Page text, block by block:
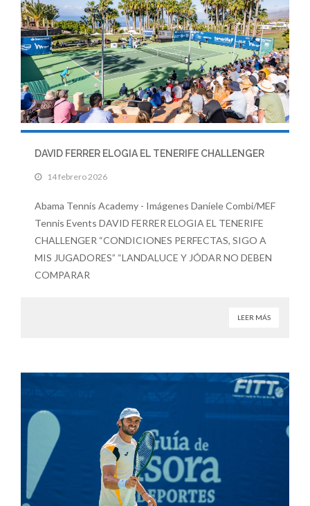
DAVID FERRER ELOGIA EL TENERIFE CHALLENGER
14 febrero 2026
Abama Tennis Academy - Imágenes Daniele Combi/MEF
Tennis Events DAVID FERRER ELOGIA EL TENERIFE
CHALLENGER “CONDICIONES PERFECTAS, SIGO A
MIS JUGADORES” “LANDALUCE Y JÓDAR NO DEBEN
COMPARAR
LEER MÁS